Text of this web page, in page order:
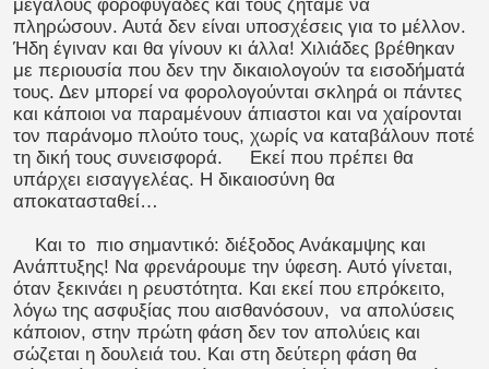
μεγάλους φοροφυγάδες και τους ζητάμε να
πληρώσουν. Αυτά δεν είναι υποσχέσεις για το μέλλον.
Ήδη έγιναν και θα γίνουν κι άλλα! Χιλιάδες βρέθηκαν
με περιουσία που δεν την δικαιολογούν τα εισοδήματά
τους. Δεν μπορεί να φορολογούνται σκληρά οι πάντες
και κάποιοι να παραμένουν άπιαστοι και να χαίρονται
τον παράνομο πλούτο τους, χωρίς να καταβάλουν ποτέ
τη δική τους συνεισφορά. Εκεί που πρέπει θα
υπάρχει εισαγγελέας. Η δικαιοσύνη θα
αποκατασταθεί…
Και το πιο σημαντικό: διέξοδος Ανάκαμψης και
Ανάπτυξης! Να φρενάρουμε την ύφεση. Αυτό γίνεται,
όταν ξεκινάει η ρευστότητα. Και εκεί που επρόκειτο,
λόγω της ασφυξίας που αισθανόσουν, να απολύσεις
κάποιον, στην πρώτη φάση δεν τον απολύεις και
σώζεται η δουλειά του. Και στη δεύτερη φάση θα